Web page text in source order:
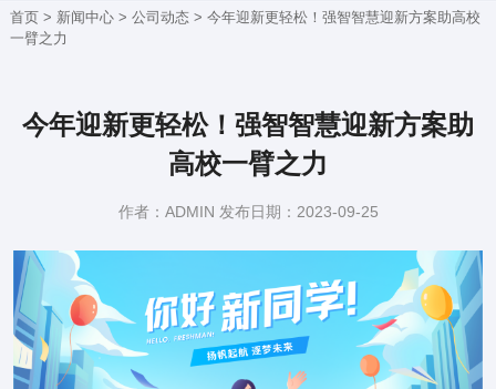
首页 > 新闻中心> 公司动态> 今年迎新更轻松！强智智慧迎新方案助高校
一臂之力
今年迎新更轻松！强智智慧迎新方案助
高校一臂之力
作者：ADMIN 发布日期：2023-09-25